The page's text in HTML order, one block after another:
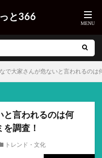
と366
で大家さんが危ないと言われるのは
と言われるのは何
調査！
トレンド・文化